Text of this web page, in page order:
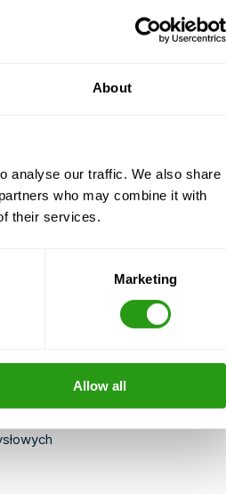
About
analyse our traffic. We also share
who may combine it with
their services.
Marketing
Allow all
znormalizowany
GWO uprawniającego do
Europie, Stanach
jest szczególnie cenna dla
jak i dodatkowego szkolenia z
GWO i
szkoleń dotyczących
ds. kadr zarządzającym